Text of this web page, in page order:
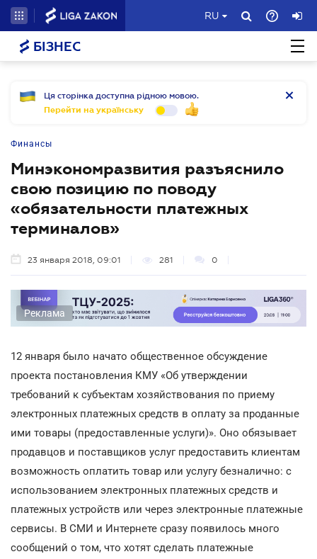
RU
БІЗНЕС
Ця сторінка доступна рідною мовою.
Перейти на українську
Финансы
Минэкономразвития разъяснило
свою позицию по поводу
«обязательности платежных
терминалов»
23 января 2018, 09:01 281 0
Реклама
12 января было начато общественное обсуждение
проекта постановления КМУ «Об утверждении
требований к субъектам хозяйствования по приему
электронных платежных средств в оплату за проданные
ими товары (предоставленные услуги)». Оно обязывает
продавцов и поставщиков услуг предоставить клиентам
возможность оплатить товар или услугу безналично: с
использованием электронных платежных средств и
платежных устройств или через электронные платежные
сервисы. В СМИ и Интернете сразу появилось много
сообщений о том, что хотят сделать платежные